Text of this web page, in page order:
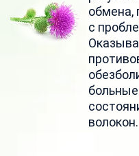
обмена,
с
волокон.